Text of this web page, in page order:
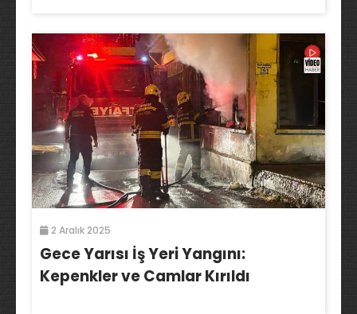
2 Aralık 2025
Gece Yarısı İş Yeri Yangını:
Kepenkler ve Camlar Kırıldı